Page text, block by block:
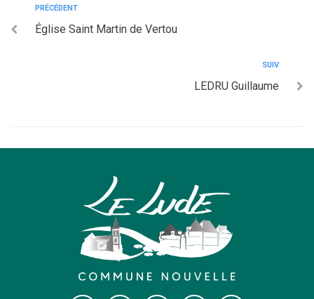
PRÉCÉDENT
Église Saint Martin de Vertou
SUIV
LEDRU Guillaume